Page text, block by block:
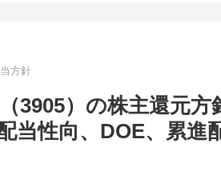
方針
3905）の株主還元方
当性向、DOE、累進